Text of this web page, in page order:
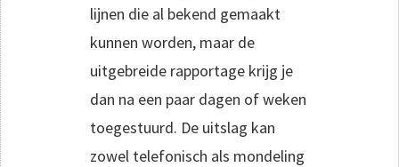
lijnen die al bekend gemaakt
kunnen worden, maar de
uitgebreide rapportage krijg je
dan na een paar dagen of weken
toegestuurd. De uitslag kan
zowel telefonisch als mondeling